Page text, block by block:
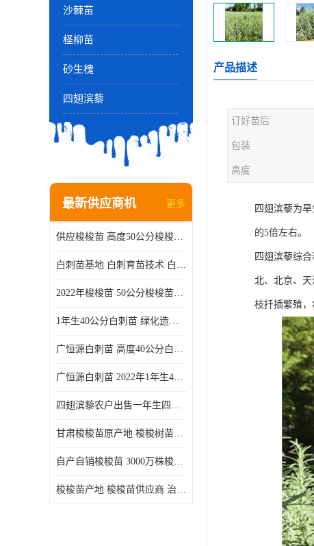
沙棘苗
柽柳苗
砂生槐
四翅滨藜
最新供应商机 更多
供应梭梭苗 高度50公分梭梭种苗基地 一手货源无中介
白刺苗基地 白刺育苗技术 白刺苗产地
2022年梭梭苗 50公分梭梭苗产地 沙漠绿化梭梭苗基地 提供技术
1年生40公分白刺苗 绿化造林白刺树苗
广恒源白刺苗 高度40公分白刺树苗
广恒源白刺苗 2022年1年生40公分白刺树苗
四翅滨藜农户出售一年生四翅滨藜各种规格四翅滨黎产地货源
甘肃梭梭苗原产地 梭梭树苗种植技术 梭梭种苗基地
自产自销梭梭苗 3000万株梭梭种苗供应 办理检疫全国发货
梭梭苗产地 梭梭苗供应商 治沙造林梭梭种苗 自产自销
产品描述
订好苗后
包装
高度
四翅滨藜为
的5倍左右。
四翅滨藜综
北、北京、
枝扦插繁殖，